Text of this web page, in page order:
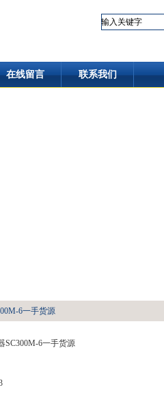
在线留言 联系我们
6一手货源
SC300M-6一手货源